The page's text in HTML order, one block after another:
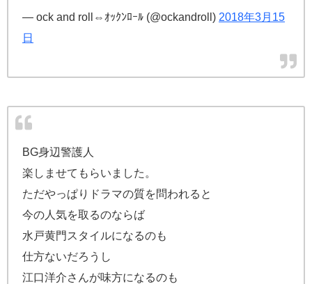
— ock and roll⇔ｵｯｸﾝﾛｰﾙ (@ockandroll) 2018年3月15
日
BG身辺警護人
楽しませてもらいました。
ただやっぱりドラマの質を問われると
今の人気を取るのならば
水戸黄門スタイルになるのも
仕方ないだろうし
江口洋介さんが味方になるのも